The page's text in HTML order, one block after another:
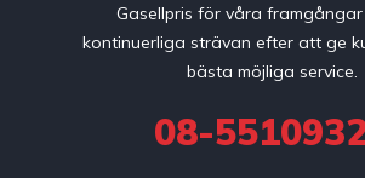
Gasellpris för våra
kontinuerliga strävan efter att ge
bästa möjliga service.
08-